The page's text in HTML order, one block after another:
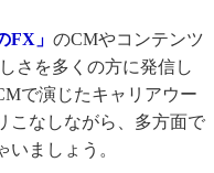
FX」 のCMやコンテンツ
さを多くの方に発信し
で演じたキャリアウー
こなしながら、多方面で
ましょう。